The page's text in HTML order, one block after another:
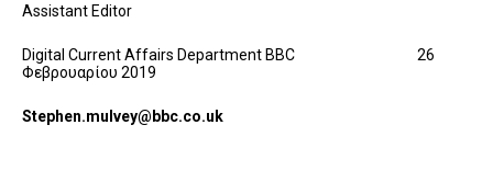
Assistant Editor
Digital Current Affairs Department BBC 26
Φεβρουαρίου 2019
Stephen.mulvey@bbc.co.uk